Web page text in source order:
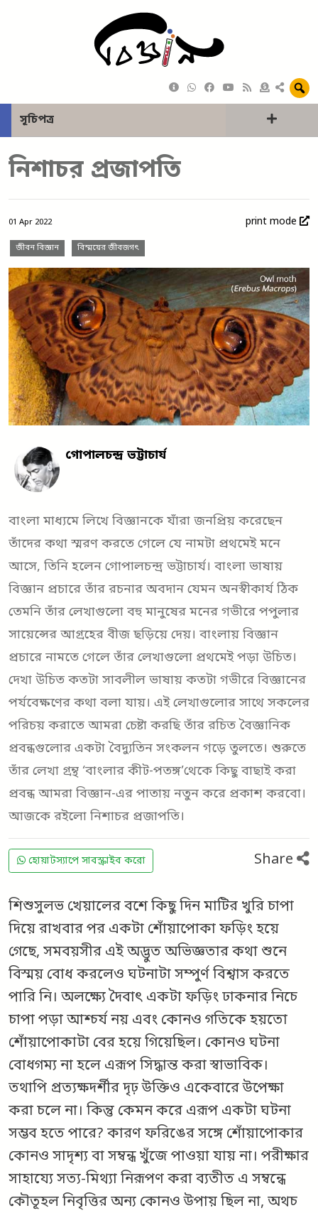
সূচিপত্র
নিশাচর প্রজাপতি
01 Apr 2022 print mode
জীবন বিজ্ঞান বিস্ময়ের জীবজগৎ
গোপালচন্দ্র ভট্টাচার্য
বাংলা মাধ্যমে লিখে বিজ্ঞানকে যাঁরা জনপ্রিয় করেছেন
তাঁদের কথা স্মরণ করতে গেলে যে নামটা প্রথমেই মনে
আসে, তিনি হলেন গোপালচন্দ্র ভট্টাচার্য। বাংলা ভাষায়
বিজ্ঞান প্রচারে তাঁর রচনার অবদান যেমন অনস্বীকার্য ঠিক
তেমনি তাঁর লেখাগুলো বহু মানুষের মনের গভীরে পপুলার
সায়েন্সের আগ্রহের বীজ ছড়িয়ে দেয়। বাংলায় বিজ্ঞান
প্রচারে নামতে গেলে তাঁর লেখাগুলো প্রথমেই পড়া উচিত।
দেখা উচিত কতটা সাবলীল ভাষায় কতটা গভীরে বিজ্ঞানের
পর্যবেক্ষণের কথা বলা যায়। এই লেখাগুলোর সাথে সকলের
পরিচয় করাতে আমরা চেষ্টা করছি তাঁর রচিত বৈজ্ঞানিক
প্রবন্ধগুলোর একটা বৈদ্যুতিন সংকলন গড়ে তুলতে। শুরুতে
তাঁর লেখা গ্রন্থ ‘বাংলার কীট-পতঙ্গ’থেকে কিছু বাছাই করা
প্রবন্ধ আমরা বিজ্ঞান-এর পাতায় নতুন করে প্রকাশ করবো।
আজকে রইলো নিশাচর প্রজাপতি।
হোয়াটস্যাপে সাবস্ক্রাইব করো Share
শিশুসুলভ খেয়ালের বশে কিছু দিন মাটির খুরি চাপা
দিয়ে রাখবার পর একটা শোঁয়াপোকা ফড়িং হয়ে
গেছে, সমবয়সীর এই অদ্ভুত অভিজ্ঞতার কথা শুনে
বিস্ময় বোধ করলেও ঘটনাটা সম্পুর্ণ বিশ্বাস করতে
পারি নি। অলক্ষ্যে দৈবাৎ একটা ফড়িং ঢাকনার নিচে
চাপা পড়া আশ্চর্য নয় এবং কোনও গতিকে হয়তো
শোঁয়াপোকাটা বের হয়ে গিয়েছিল। কোনও ঘটনা
বোধগম্য না হলে এরূপ সিদ্ধান্ত করা স্বাভাবিক।
তথাপি প্রত্যক্ষদর্শীর দৃঢ় উক্তিও একেবারে উপেক্ষা
করা চলে না। কিন্তু কেমন করে এরূপ একটা ঘটনা
সম্ভব হতে পারে? কারণ ফরিঙের সঙ্গে শোঁয়াপোকার
কোনও সাদৃশ্য বা সম্বন্ধ খুঁজে পাওয়া যায় না। পরীক্ষার
সাহায্যে সত্য-মিথ্যা নিরূপণ করা ব্যতীত এ সম্বন্ধে
কৌতূহল নিবৃত্তির অন্য কোনও উপায় ছিল না, অথচ